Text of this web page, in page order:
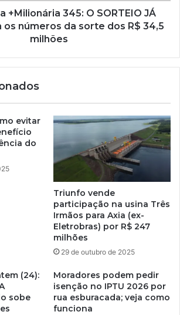
+Milionária 345: O SORTEIO JÁ
os números da sorte dos R$ 34,5
milhões
evitar
do
Triunfo vende
participação na usina Três
Irmãos para Axia (ex-
Eletrobras) por R$ 247
milhões
29 de outubro de 2025
(24):
sobe
Moradores podem pedir
isenção no IPTU 2026 por
rua esburacada; veja como
funciona